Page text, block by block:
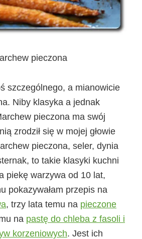
pieczona
szczególnego, a mianowicie
Niby klasyka a jednak
pieczona ma swój
zrodził się w mojej głowie
pieczona, seler, dynia
to takie klasyki kuchni
piekę warzywa od 10 lat,
pokazywałam przepis na
, trzy lata temu na pieczone
na pastę do chleba z fasoli i
korzeniowych. Jest ich